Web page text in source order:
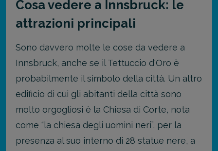
Cosa vedere a Innsbruck: le
attrazioni principali
Sono davvero molte le cose da vedere a
Innsbruck, anche se il Tettuccio d'Oro è
probabilmente il simbolo della città. Un altro
edificio di cui gli abitanti della città sono
molto orgogliosi è la Chiesa di Corte, nota
come “la chiesa degli uomini neri”, per la
presenza al suo interno di 28 statue nere, a